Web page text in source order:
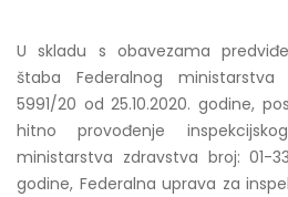
U skladu s obavezama
štaba Federalnog
5991/20 od 25.10.2020. godine,
hitno provođenje
ministarstva zdravstva broj: 01-
godine, Federalna uprava za